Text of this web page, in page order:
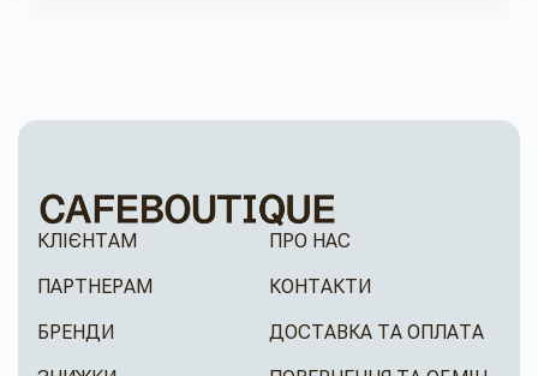
КЛІЄНТАМ
ПАРТНЕРАМ
БРЕНДИ
ПРО НАС
КОНТАКТИ
ДОСТАВКА ТА ОПЛАТА